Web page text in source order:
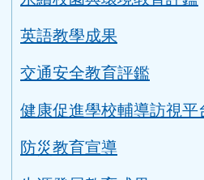
健康促進學校輔導訪視平台
防災教育宣導
生涯發展教育成果
親師互動網頁
閱讀桃花源輔導訪視自評表